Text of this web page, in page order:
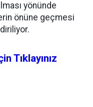
yönünde
önüne geçmesi
Tıklayınız